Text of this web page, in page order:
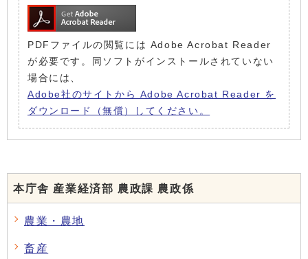
PDFファイルの閲覧には Adobe Acrobat Reader
が必要です。同ソフトがインストールされていない
場合には、
Adobe社のサイトから Adobe Acrobat Reader を
ダウンロード（無償）してください。
本庁舎 産業経済部 農政課 農政係
農業・農地
畜産